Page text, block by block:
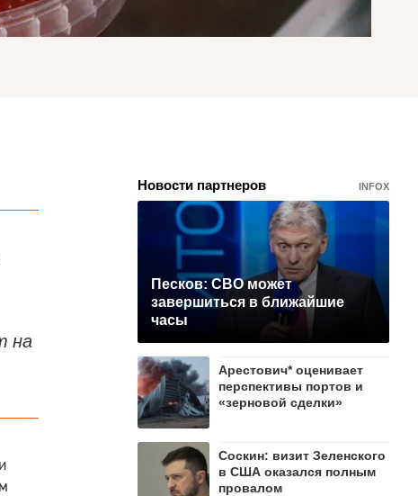
на
Новости партнеров INFOX
Песков: СВО может
завершиться в ближайшие
часы
Арестович* оценивает
перспективы портов и
«зерновой сделки»
Соскин: визит Зеленского
в США оказался полным
провалом